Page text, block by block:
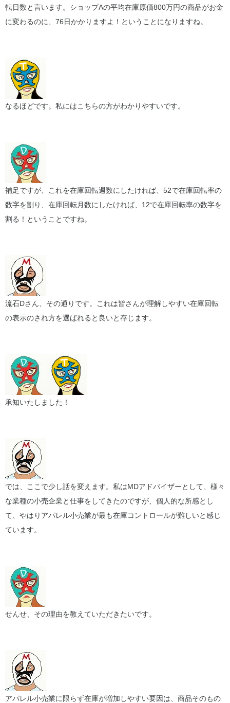
転日数と言います。ショップAの平均在庫原価800万円の商品がお金
に変わるのに、76日かかりますよ！ということになりますね。
なるほどです。私にはこちらの方がわかりやすいです。
補足ですが、これを在庫回転週数にしたければ、52で在庫回転率の
数字を割り、在庫回転月数にしたければ、12で在庫回転率の数字を
割る！ということですね。
流石Dさん、その通りです。これは皆さんが理解しやすい在庫回転
の表示のされ方を選ばれると良いと存じます。
承知いたしました！
では、ここで少し話を変えます。私はMDアドバイザーとして、様々
な業種の小売企業と仕事をしてきたのですが、個人的な所感とし
て、やはりアパレル小売業が最も在庫コントロールが難しいと感じ
ています。
せんせ、その理由を教えていただきたいです。
アパレル小売業に限らず在庫が増加しやすい要因は、商品そのもの